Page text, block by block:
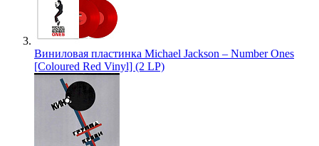
Виниловая пластинка Michael Jackson – Number Ones
[Coloured Red Vinyl] (2 LP)